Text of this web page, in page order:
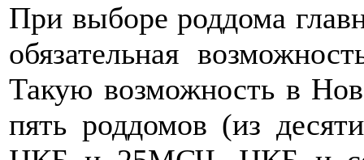
При выборе роддома
обязательная
Такую возможность в
пять роддомов (из